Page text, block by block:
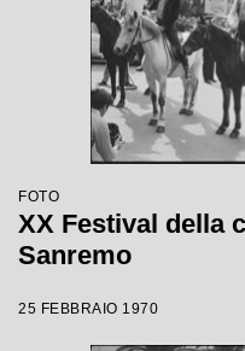
FOTO
XX Festival della
Sanremo
25 FEBBRAIO 1970